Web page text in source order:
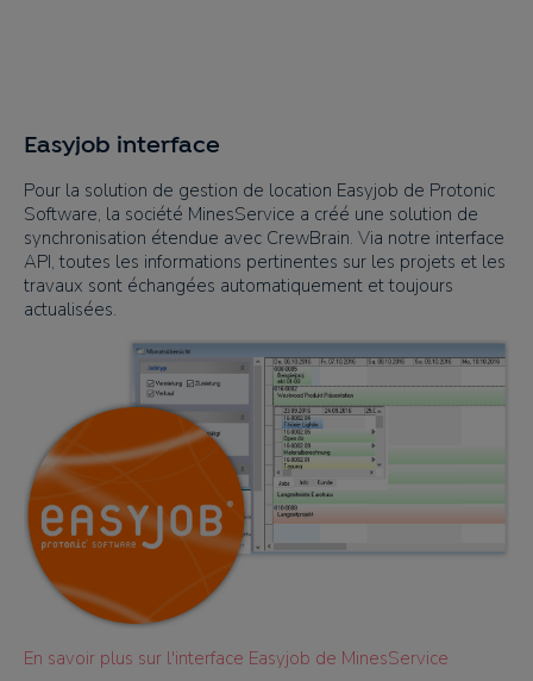
Easyjob interface
Pour la solution de gestion de location Easyjob de Protonic
Software, la société MinesService a créé une solution de
synchronisation étendue avec CrewBrain. Via notre interface
API, toutes les informations pertinentes sur les projets et les
travaux sont échangées automatiquement et toujours
actualisées.
En savoir plus sur l'interface Easyjob de MinesService